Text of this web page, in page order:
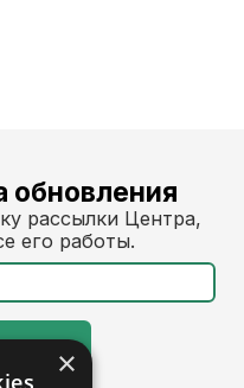
обновления
рассылки Центра,
его работы.
×